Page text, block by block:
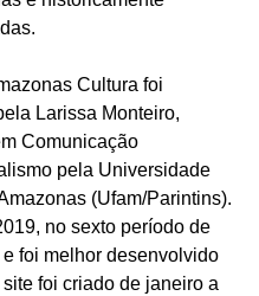
Cultura foi
Larissa Monteiro,
Comunicação
pela Universidade
(Ufam/Parintins).
no sexto período de
foi melhor desenvolvido
foi criado de janeiro a